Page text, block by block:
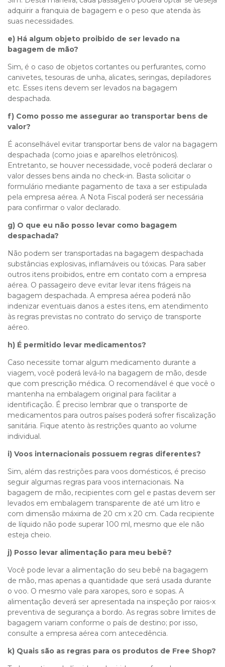
adquirir a franquia de bagagem e o peso que atenda às
suas necessidades.
e) Há algum objeto proibido de ser levado na
bagagem de mão?
Sim, é o caso de objetos cortantes ou perfurantes, como
canivetes, tesouras de unha, alicates, seringas, depiladores
etc. Esses itens devem ser levados na bagagem
despachada.
f) Como posso me assegurar ao transportar bens de
valor?
É aconselhável evitar transportar bens de valor na bagagem
despachada (como joias e aparelhos eletrônicos).
Entretanto, se houver necessidade, você poderá declarar o
valor desses bens ainda no check-in. Basta solicitar o
formulário mediante pagamento de taxa a ser estipulada
pela empresa aérea. A Nota Fiscal poderá ser necessária
para confirmar o valor declarado.
g) O que eu não posso levar como bagagem
despachada?
Não podem ser transportadas na bagagem despachada
substâncias explosivas, inflamáveis ou tóxicas. Para saber
outros itens proibidos, entre em contato com a empresa
aérea. O passageiro deve evitar levar itens frágeis na
bagagem despachada. A empresa aérea poderá não
indenizar eventuais danos a estes itens, em atendimento
às regras previstas no contrato do serviço de transporte
aéreo.
h) É permitido levar medicamentos?
Caso necessite tomar algum medicamento durante a
viagem, você poderá levá-lo na bagagem de mão, desde
que com prescrição médica. O recomendável é que você o
mantenha na embalagem original para facilitar a
identificação. É preciso lembrar que o transporte de
medicamentos para outros países poderá sofrer fiscalização
sanitária. Fique atento às restrições quanto ao volume
individual.
i) Voos internacionais possuem regras diferentes?
Sim, além das restrições para voos domésticos, é preciso
seguir algumas regras para voos internacionais. Na
bagagem de mão, recipientes com gel e pastas devem ser
levados em embalagem transparente de até um litro e
com dimensão máxima de 20 cm x 20 cm. Cada recipiente
de líquido não pode superar 100 ml, mesmo que ele não
esteja cheio.
j) Posso levar alimentação para meu bebê?
Você pode levar a alimentação do seu bebê na bagagem
de mão, mas apenas a quantidade que será usada durante
o voo. O mesmo vale para xaropes, soro e sopas. A
alimentação deverá ser apresentada na inspeção por raios-x
preventiva de segurança a bordo. As regras sobre limites de
bagagem variam conforme o país de destino; por isso,
consulte a empresa aérea com antecedência.
k) Quais são as regras para os produtos de Free Shop?